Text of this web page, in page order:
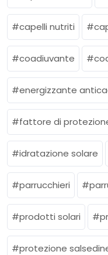
capelli nutriti
coadiuvante
energizzante
fattore di
idratazione solare
parrucchieri
prodotti solari
protezione